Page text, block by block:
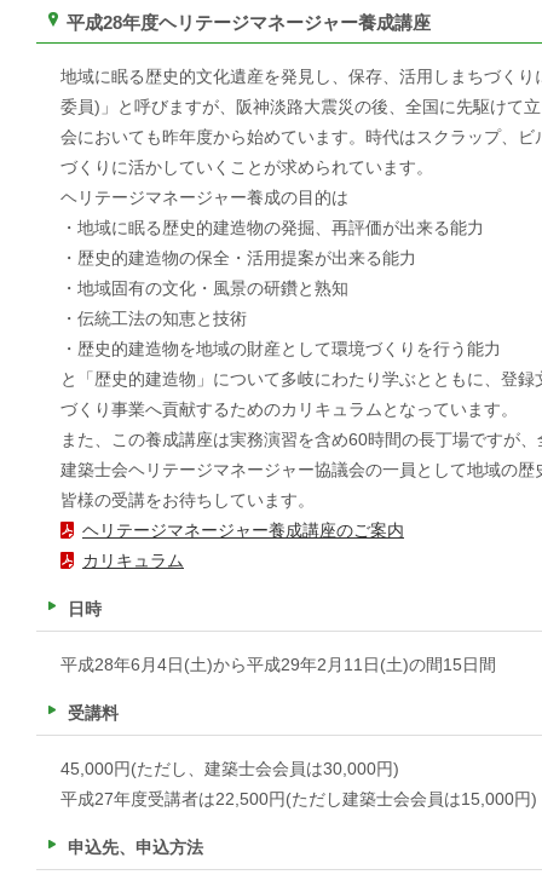
平成28年度ヘリテージマネージャー養成講座
地域に眠る歴史的文化遺産を発見し、保存、活用しまちづく
委員)」と呼びますが、阪神淡路大震災の後、全国に先駆けて
会においても昨年度から始めています。時代はスクラップ、
づくりに活かしていくことが求められています。
ヘリテージマネージャー養成の目的は
・地域に眠る歴史的建造物の発掘、再評価が出来る能力
・歴史的建造物の保全・活用提案が出来る能力
・地域固有の文化・風景の研鑽と熟知
・伝統工法の知恵と技術
・歴史的建造物を地域の財産として環境づくりを行う能力
と「歴史的建造物」について多岐にわたり学ぶとともに、登
づくり事業へ貢献するためのカリキュラムとなっています。
また、この養成講座は実務演習を含め60時間の長丁場ですが
建築士会ヘリテージマネージャー協議会の一員として地域の
皆様の受講をお待ちしています。
ヘリテージマネージャー養成講座のご案内
カリキュラム
日時
平成28年6月4日(土)から平成29年2月11日(土)の間15日間
受講料
45,000円(ただし、建築士会会員は30,000円)
平成27年度受講者は22,500円(ただし建築士会会員は15,000円)
申込先、申込方法